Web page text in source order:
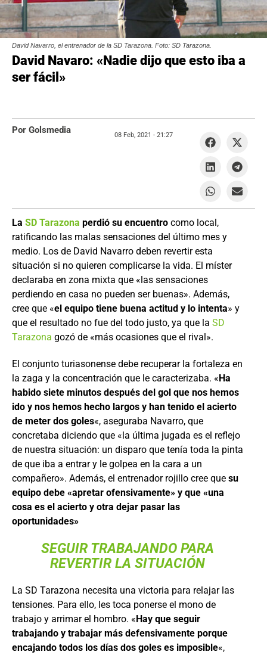
David Navarro, el entrenador de la SD Tarazona. Foto: SD Tarazona.
David Navaro: «Nadie dijo que esto iba a
ser fácil»
La SD Tarazona perdió su encuentro como local,
ratificando las malas sensaciones del último mes y
medio. Los de David Navarro deben revertir esta
situación si no quieren complicarse la vida. El míster
declaraba en zona mixta que «las sensaciones
perdiendo en casa no pueden ser buenas». Además,
cree que «el equipo tiene buena actitud y lo intenta» y
que el resultado no fue del todo justo, ya que la SD
Tarazona gozó de «más ocasiones que el rival».
El conjunto turiasonense debe recuperar la fortaleza en
la zaga y la concentración que le caracterizaba. «Ha
habido siete minutos después del gol que nos hemos
ido y nos hemos hecho largos y han tenido el acierto
de meter dos goles«, aseguraba Navarro, que
concretaba diciendo que «la última jugada es el reflejo
de nuestra situación: un disparo que tenía toda la pinta
de que iba a entrar y le golpea en la cara a un
compañero». Además, el entrenador rojillo cree que su
equipo debe «apretar ofensivamente» y que «una
cosa es el acierto y otra dejar pasar las
oportunidades»
SEGUIR TRABAJANDO PARA
REVERTIR LA SITUACIÓN
La SD Tarazona necesita una victoria para relajar las
tensiones. Para ello, les toca ponerse el mono de
trabajo y arrimar el hombro. «Hay que seguir
trabajando y trabajar más defensivamente porque
encajando todos los días dos goles es imposible«,
Por Golsmedia 08 Feb, 2021 - 21:27